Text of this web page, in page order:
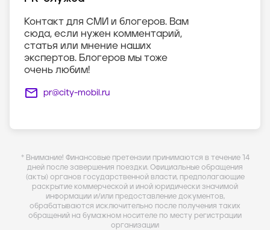
Контакт для СМИ и блогеров. Вам
сюда, если нужен комментарий,
статья или мнение наших
экспертов. Блогеров мы тоже
очень любим!
pr@city-mobil.ru
* Внимание! Финансовые претензии принимаются в течение 14
дней после завершения поездки. Официальные обращения
(акты) органов государственной власти, предполагающие
раскрытие коммерческой и иной юридически значимой
информации и/или предоставление документов,
обрабатываются исключительно после получения таких
обращений на бумажном носителе по месту регистрации
организации